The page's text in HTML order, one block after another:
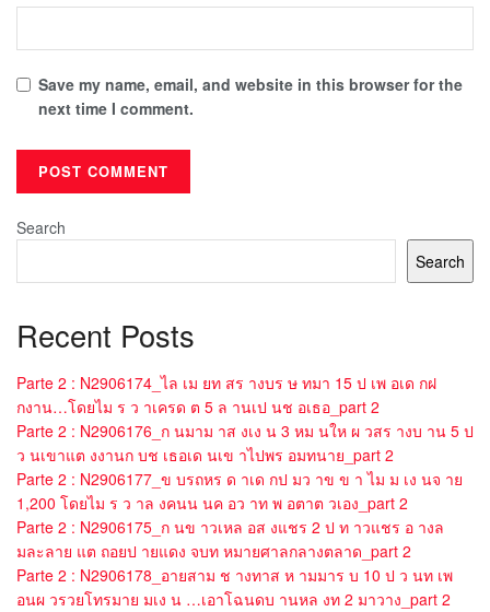
Save my name, email, and website in this browser for the
next time I comment.
Search
Search
Recent Posts
Parte 2 : N2906174_ไล เม ยท สร างบร ษ ทมา 15 ป เพ อเด กฝ
กงาน…โดยไม ร ว าเครด ต 5 ล านเป นช อเธอ_part 2
Parte 2 : N2906176_ก นมาม าส งเง น 3 หม นให ผ วสร างบ าน 5 ป
ว นเขาแต งงานก บช เธอเด นเข าไปพร อมทนาย_part 2
Parte 2 : N2906177_ข บรถหร ด าเด กป มว าข ข า ไม ม เง นจ าย
1,200 โดยไม ร ว าล งคนน นค อว าท พ อตาต วเอง_part 2
Parte 2 : N2906175_ก นข าวเหล อส งแชร 2 ป ท าวแชร อ างล
มละลาย แต ถอยป ายแดง จบท หมายศาลกลางตลาด_part 2
Parte 2 : N2906178_อายสาม ช างทาส ห ามมาร บ 10 ป ว นท เพ
อนผ วรวยโทรมาย มเง น …เอาโฉนดบ านหล งท 2 มาวาง_part 2